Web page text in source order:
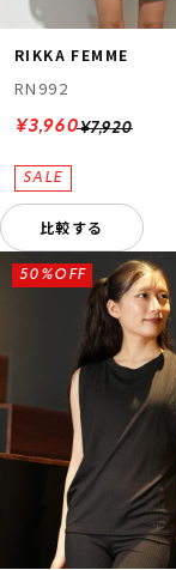
RIKKA FEMME
RN992
¥7,920
¥3,960
比較する
50%OFF